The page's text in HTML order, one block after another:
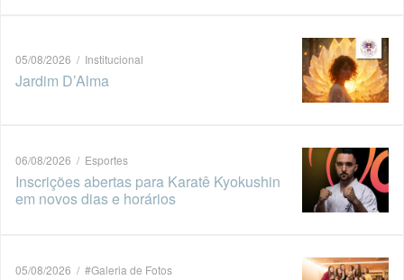
05/08/2026 / Institucional
Jardim D’Alma
06/08/2026 / Esportes
Inscrições abertas para Karatê Kyokushin
em novos dias e horários
05/08/2026 / #Galeria de Fotos